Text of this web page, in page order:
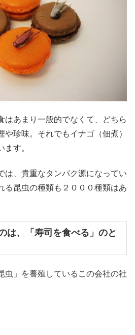
はあまり一般的でなくて、どちら
珍味。それでもイナゴ（佃煮）
す。
は、貴重なタンパク源になってい
る昆虫の種類も２０００種類はあ
は、「寿司を食べる」のと
虫」を養殖しているこの会社の社